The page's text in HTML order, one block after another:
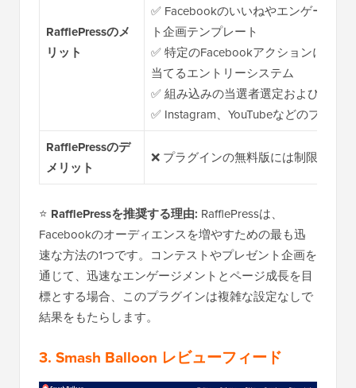
RafflePressのメ
リット
✅ Facebookのいいねやエンゲージメ
ト企画テンプレート
✅ 特定のFacebookアクションに対し
当てるエントリーシステム
✅ 組み込みの当選者選定およびメー
✅ Instagram、YouTubeなどのプレゼ
RafflePressのデ
メリット
❌ プラグインの無料版には制限があ
⭐ RafflePressを推奨する理由: RafflePressは、
Facebookのオーディエンスを増やすための最も迅
速な方法の1つです。コンテストやプレゼント企画を
通じて、迅速なエンゲージメントとページ成長を目
標とする場合、このプラグインは複雑な設定なしで
結果をもたらします。
3. Smash Balloon レビューフィード